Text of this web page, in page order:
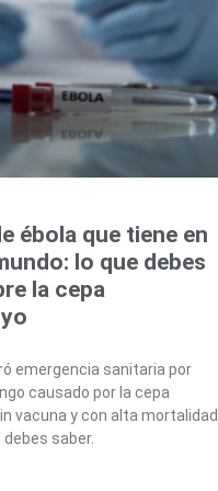
ébola que tiene en
lo que debes
la cepa
emergencia sanitaria por
causado por la cepa
vacuna y con alta mortalidad.
saber.